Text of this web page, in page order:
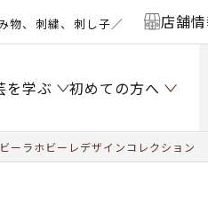
物、刺繍、刺し子／ 店舗
を学ぶ 初めての方へ
ーラホビーレデザインコレクション